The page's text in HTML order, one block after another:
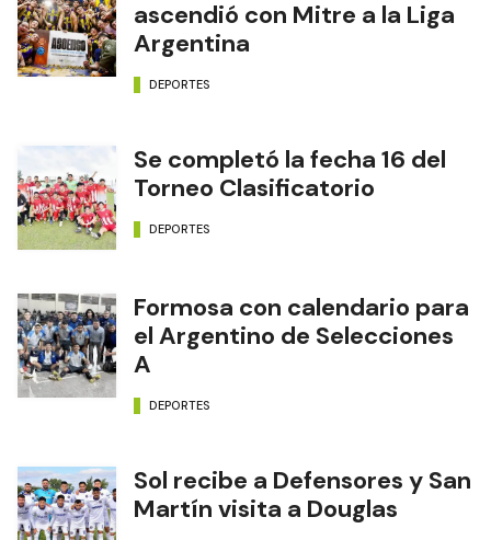
ascendió con Mitre a la Liga
Argentina
DEPORTES
Se completó la fecha 16 del
Torneo Clasificatorio
DEPORTES
Formosa con calendario para
el Argentino de Selecciones
A
DEPORTES
Sol recibe a Defensores y San
Martín visita a Douglas